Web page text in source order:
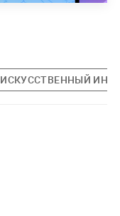
ИСКУССТВЕННЫЙ